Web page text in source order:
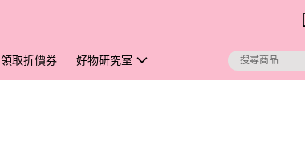
領取折價券 好物研究室